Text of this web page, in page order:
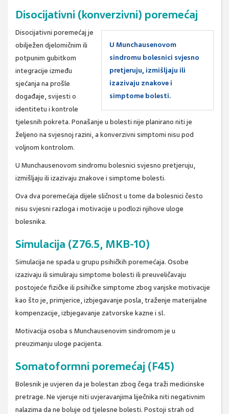
Disocijativni (konverzivni) poremećaj
U Munchausenovom
sindromu bolesnici svjesno
pretjeruju, izmišljaju ili
izazivaju znakove i
simptome bolesti.
Disocijativni poremećaj je
obilježen djelomičnim ili
potpunim gubitkom
integracije između
sjećanja na prošle
događaje, svijesti o
identitetu i kontrole
tjelesnih pokreta. Ponašanje u bolesti nije planirano niti je
željeno na svjesnoj razini, a konverzivni simptomi nisu pod
voljnom kontrolom.
U Munchausenovom sindromu bolesnici svjesno pretjeruju,
izmišljaju ili izazivaju znakove i simptome bolesti.
Ova dva poremećaja dijele sličnost u tome da bolesnici često
nisu svjesni razloga i motivacije u podlozi njihove uloge
bolesnika.
Simulacija (Z76.5, MKB-10)
Simulacija ne spada u grupu psihičkih poremećaja. Osobe
izazivaju ili simuliraju simptome bolesti ili preuveličavaju
postojeće fizičke ili psihičke simptome zbog vanjske motivacije
kao što je, primjerice, izbjegavanje posla, traženje materijalne
kompenzacije, izbjegavanje zatvorske kazne i sl.
Motivacija osoba s Munchausenovim sindromom je u
preuzimanju uloge pacijenta.
Somatoformni poremećaj (F45)
Bolesnik je uvjeren da je bolestan zbog čega traži medicinske
pretrage. Ne vjeruje niti uvjeravanjima liječnika niti negativnim
nalazima da ne boluje od tjelesne bolesti. Postoji strah od